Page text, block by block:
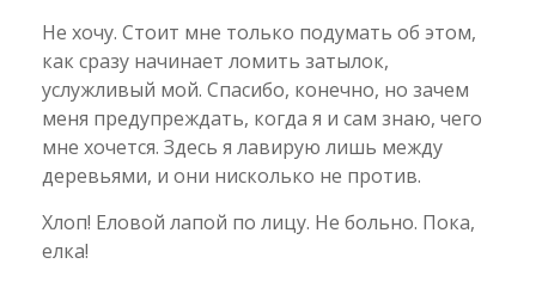
Не хочу. Стоит мне только подумать об этом,
как сразу начинает ломить затылок,
услужливый мой. Спасибо, конечно, но зачем
меня предупреждать, когда я и сам знаю, чего
мне хочется. Здесь я лавирую лишь между
деревьями, и они нисколько не против.
Хлоп! Еловой лапой по лицу. Не больно. Пока,
елка!